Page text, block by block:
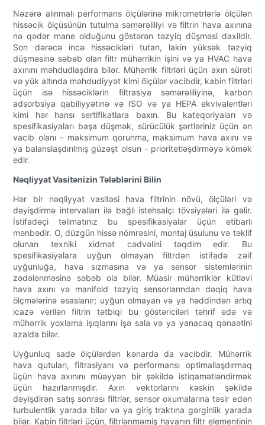
Nəzərə alınmalı performans ölçülərinə mikrometrlərlə ölçülən
hissəcik ölçüsünün tutulma səmərəliliyi və filtrin hava axınına
nə qədər mane olduğunu göstərən təzyiq düşməsi daxildir.
Son dərəcə incə hissəcikləri tutan, lakin yüksək təzyiq
düşməsinə səbəb olan filtr mühərrikin işini və ya HVAC hava
axınını məhdudlaşdıra bilər. Mühərrik filtrləri üçün axın sürəti
və yük altında məhdudiyyət kimi ölçülər vacibdir, kabin filtrləri
üçün isə hissəciklərin filtrasiya səmərəliliyinə, karbon
adsorbsiya qabiliyyətinə və ISO və ya HEPA ekvivalentləri
kimi hər hansı sertifikatlara baxın. Bu kateqoriyaları və
spesifikasiyaları başa düşmək, sürücülük şərtləriniz üçün ən
vacib olanı - maksimum qorunma, maksimum hava axını və
ya balanslaşdırılmış güzəşt olsun - prioritetləşdirməyə kömək
edir.
Nəqliyyat Vasitənizin Tələblərini Bilin
Hər bir nəqliyyat vasitəsi hava filtrinin növü, ölçüləri və
dəyişdirmə intervalları ilə bağlı istehsalçı tövsiyələri ilə gəlir.
İstifadəçi təlimatınız bu spesifikasiyalar üçün etibarlı
mənbədir. O, düzgün hissə nömrəsini, montaj üsulunu və təklif
olunan texniki xidmət cədvəlini təqdim edir. Bu
spesifikasiyalara uyğun olmayan filtrdən istifadə zəif
uyğunluğa, hava sızmasına və ya sensor sistemlərinin
zədələnməsinə səbəb ola bilər. Müasir mühərriklər kütləvi
hava axını və manifold təzyiq sensorlarından dəqiq hava
ölçmələrinə əsaslanır; uyğun olmayan və ya həddindən artıq
icazə verilən filtrin tətbiqi bu göstəriciləri təhrif edə və
mühərrik yoxlama işıqlarını işə sala və ya yanacaq qənaətini
azalda bilər.
Uyğunluq sadə ölçülərdən kənarda da vacibdir. Mühərrik
hava qutuları, filtrasiyanı və performansı optimallaşdırmaq
üçün hava axınını müəyyən bir şəkildə istiqamətləndirmək
üçün hazırlanmışdır. Axın vektorlarını kəskin şəkildə
dəyişdirən satış sonrası filtrlər, sensor oxumalarına təsir edən
turbulentlik yarada bilər və ya giriş traktına gərginlik yarada
bilər. Kabin filtrləri üçün, filtrlənməmiş havanın filtr elementinin